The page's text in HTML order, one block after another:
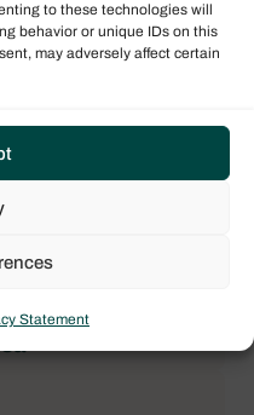
to these technologies will
behavior or unique IDs on this
may adversely affect certain
Statement